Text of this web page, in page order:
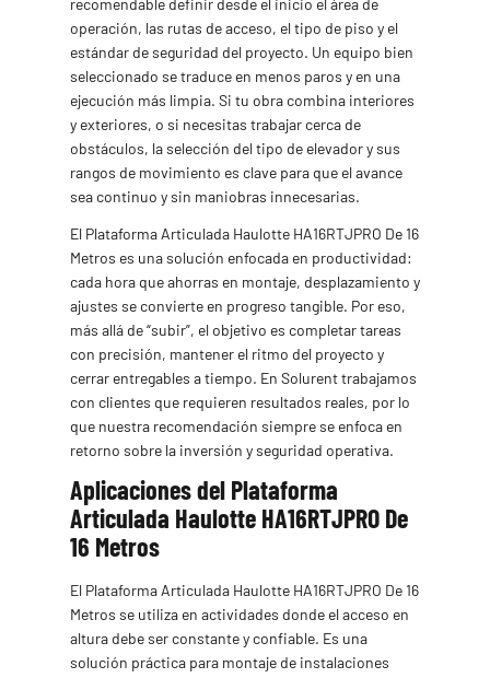
recomendable definir desde el inicio el área de
operación, las rutas de acceso, el tipo de piso y el
estándar de seguridad del proyecto. Un equipo bien
seleccionado se traduce en menos paros y en una
ejecución más limpia. Si tu obra combina interiores
y exteriores, o si necesitas trabajar cerca de
obstáculos, la selección del tipo de elevador y sus
rangos de movimiento es clave para que el avance
sea continuo y sin maniobras innecesarias.
El Plataforma Articulada Haulotte HA16RTJPRO De 16
Metros es una solución enfocada en productividad:
cada hora que ahorras en montaje, desplazamiento y
ajustes se convierte en progreso tangible. Por eso,
más allá de “subir”, el objetivo es completar tareas
con precisión, mantener el ritmo del proyecto y
cerrar entregables a tiempo. En Solurent trabajamos
con clientes que requieren resultados reales, por lo
que nuestra recomendación siempre se enfoca en
retorno sobre la inversión y seguridad operativa.
Aplicaciones del Plataforma
Articulada Haulotte HA16RTJPRO De
16 Metros
El Plataforma Articulada Haulotte HA16RTJPRO De 16
Metros se utiliza en actividades donde el acceso en
altura debe ser constante y confiable. Es una
solución práctica para montaje de instalaciones